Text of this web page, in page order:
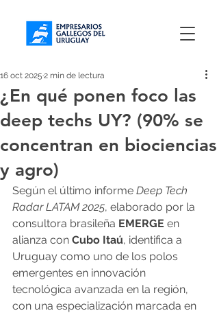
¿En qué ponen foco las
deep techs UY? (90% se
concentran en biociencias
y agro)
16 oct 2025 2 min de lectura
Según el último informe Deep Tech
Radar LATAM 2025, elaborado por la
consultora brasileña EMERGE en
alianza con Cubo Itaú, identifica a
Uruguay como uno de los polos
emergentes en innovación
tecnológica avanzada en la región,
con una especialización marcada en